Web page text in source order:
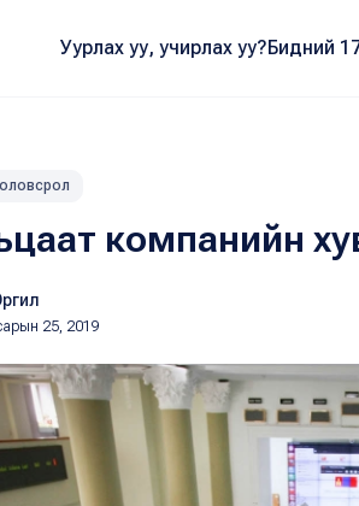
Уурлах уу, учирлах уу?Бидний
компанийн
25, 2019